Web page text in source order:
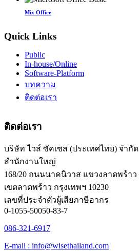
Mix Office
Quick Links
Public
In-house/Online
Software-Platform
บทความ
ติดต่อเรา
ติดต่อเรา
บริษัท ไวส์ ซัคเซส (ประเทศไทย) จำกัด
สำนักงานใหญ่
168/20 ถนนนาคนิวาส แขวงลาดพร้าว
เขตลาดพร้าว กรุงเทพฯ 10230
เลขที่ประจำตัวผู้เสียภาษีอากร
0-1055-50050-83-7
086-321-6917
E-mail : info@wisethailand.com